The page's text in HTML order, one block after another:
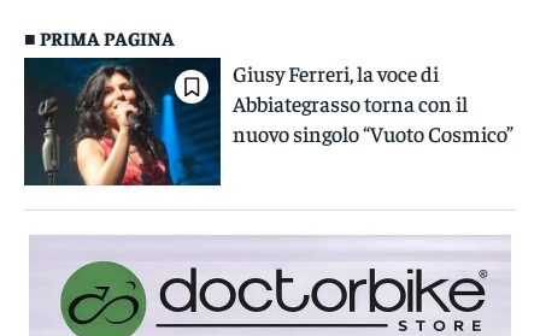
■ PRIMA PAGINA
Giusy Ferreri, la voce di
Abbiategrasso torna con il
nuovo singolo “Vuoto Cosmico”